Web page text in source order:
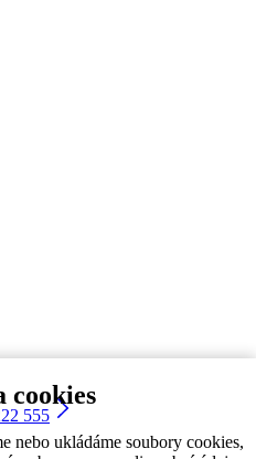
cookies
nebo ukládáme soubory cookies,
555